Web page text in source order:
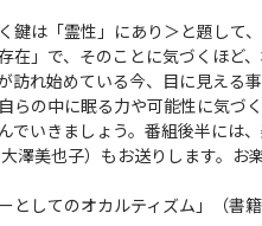
鍵は「霊性」にあり＞と題して
在」で、そのことに気づくほど
訪れ始めている今、目に見える
らの中に眠る力や可能性に気づ
でいきましょう。番組後半には
澤美也子）もお送りします。お
としてのオカルティズム」（書